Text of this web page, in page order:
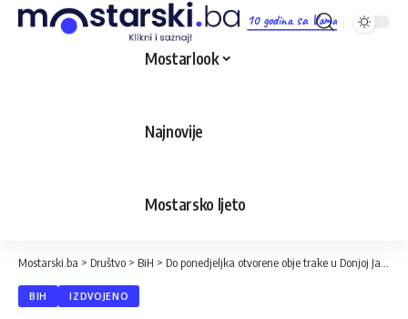
10 godina sa Vama
Mostarlook
Najnovije
Mostarsko ljeto
Mostarski.ba > Društvo > BiH > Do ponedjeljka otvorene obje trake u Donjoj Jablanici, na M-17 Jablanica-Mostar
BIH IZDVOJENO